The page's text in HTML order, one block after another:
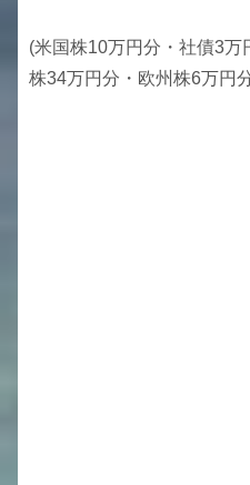
(米国株10万円分・社債3
株34万円分・欧州株6万円